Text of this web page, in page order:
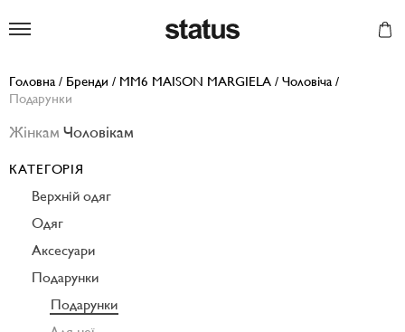
Головна / Бренди / MM6 MAISON MARGIELA / Чоловіча /
Подарунки
Жінкам Чоловікам
КАТЕГОРІЯ
Верхній одяг
Одяг
Аксесуари
Подарунки
Подарунки